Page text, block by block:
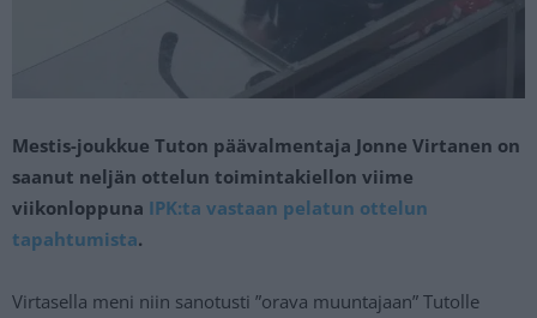
Mestis-joukkue Tuton päävalmentaja Jonne Virtanen on
saanut neljän ottelun toimintakiellon viime
viikonloppuna IPK:ta vastaan pelatun ottelun
tapahtumista.
Virtasella meni niin sanotusti ”orava muuntajaan” Tutolle